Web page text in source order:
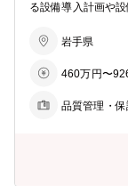
る設備導入計画や
ルマを生産するた
しています。岩手
岩手県
460万円〜
品質管理・保